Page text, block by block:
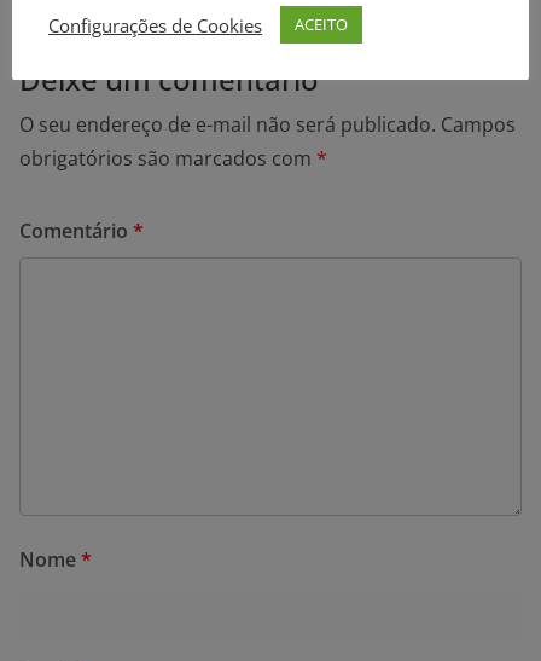
Deixe um comentário
O seu endereço de e-mail não será publicado. Campos
obrigatórios são marcados com *
Comentário *
Nome*
Configurações de Cookies
ACEITO